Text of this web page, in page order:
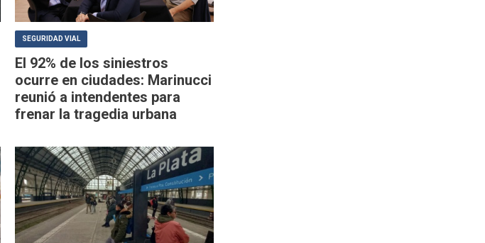
SEGURIDAD VIAL
El 92% de los siniestros
ocurre en ciudades: Marinucci
reunió a intendentes para
frenar la tragedia urbana